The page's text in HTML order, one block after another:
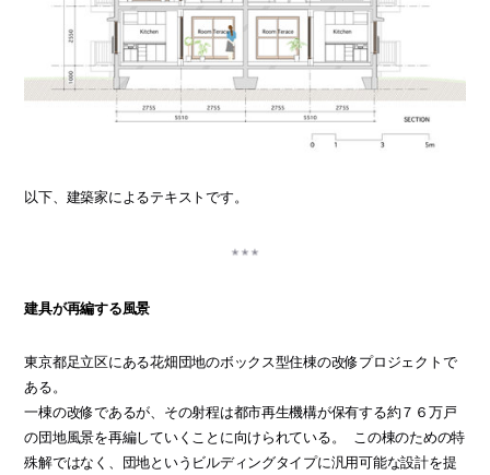
以下、建築家によるテキストです。
建具が再編する風景
東京都足立区にある花畑団地のボックス型住棟の改修プロジェクトで
ある。
一棟の改修であるが、その射程は都市再生機構が保有する約７６万戸
の団地風景を再編していくことに向けられている。 この棟のための特
殊解ではなく、団地というビルディングタイプに汎用可能な設計を提